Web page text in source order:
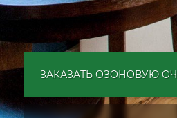
ЗАКАЗАТЬ ОЗОНОВУЮ